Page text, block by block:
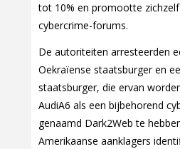
tot 10% en promootte
cybercrime-forums.
De autoriteiten arresteerden
Oekraïense staatsburger en
staatsburger, die ervan
AudiA6 als een bijbehorend
genaamd Dark2Web te
Amerikaanse aanklagers